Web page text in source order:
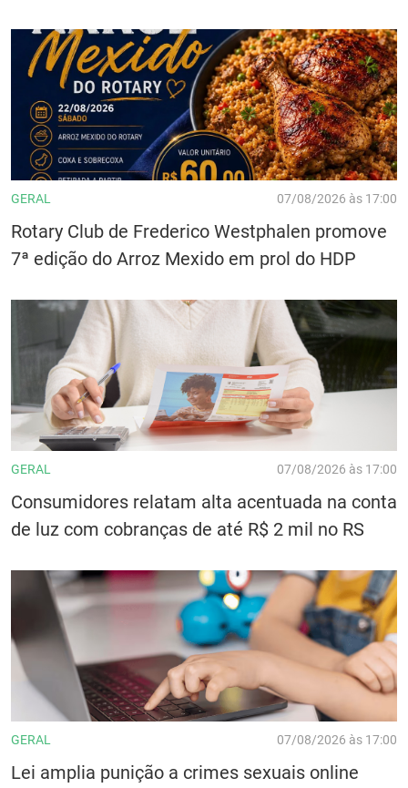
GERAL 07/08/2026 às 17:00
Rotary Club de Frederico Westphalen promove
7ª edição do Arroz Mexido em prol do HDP
GERAL 07/08/2026 às 17:00
Consumidores relatam alta acentuada na conta
de luz com cobranças de até R$ 2 mil no RS
GERAL 07/08/2026 às 17:00
Lei amplia punição a crimes sexuais online